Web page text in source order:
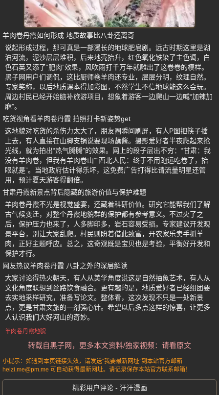
羊肉卷丹霞如何形成 地质故事比八卦还离奇
说起形成过程，那可真是一部漫长的地球肥皂剧。远古时期这里是湖
泊河流，泥沙层层堆积，后来地壳抬升，红色氧化铁染了主色调，白
色石英又添了“肥肉”效果，风吹雨打千万年就雕出了这卷卷的模样。
黑子网用户们调侃，这比厨师卷羊肉还专业，层层分明，纹理自然。
专家笑称，以后地质课本得加彩图，不然学生不信地球能这么会玩。
周边村民已经开始脑补旅游项目，想象着游客一边爬山一边喊“加辣加
麻”。
吃货视角看羊肉卷丹霞 拍照打卡新姿势get
这地貌对吃货的杀伤力太大了，朋友圈瞬间刷屏，有人P图把筷子插
上去，有人直接在山脚支锅说要现场蘸酱。摄影爱好者半夜爬起来抢
光线，就为拍出“热气腾腾”的效果。网上的段子层出不穷：“甘肃：我
没有羊肉卷，但我有羊肉卷山”“西北人民：终于不用跑远吃卷了，抬
眼就是”。当地政府估计得乐坏，这免费广告打得比请流量明星还管
用，预计夏天游客得翻倍。
甘肃丹霞新景点背后隐藏的旅游价值与保护难题
羊肉卷丹霞不光是视觉盛宴，还藏着科研价值。研究它能帮我们了解
古气候变迁，对整个丹霞地貌群的保护都有参考意义。不过火了之
后，保护压力也来了，人多脚印多，岩石容易受损。专家建议开发观
景平台，别让大家乱爬。村民则盼着借此致富，开农家乐卖手抓羊
肉，正好主题呼应。总之，这奇观既是宝贝也是考验，平衡好开发和
保护才行。
网友热议羊肉卷丹霞 八卦之外的深层解读
大家讨论得热火朝天，有人从美学角度说这是自然抽象艺术，有人从
文化角度联想到丝路饮食融合。更有趣的是，地质爱好者已经组团要
去实地采样研究，准备写论文。整体看，这次发现不只是一处新景
点，更是甘肃文旅的一剂强心针。希望以后多点这样的惊喜，让更多
人认识我们大好河山的奇妙。
羊肉卷丹霞地貌
转载自黑子网，更多本文资料/独家视频：请看原文
小提示：如遇到本页链接失效，请发送“我要最新网址”到本站官方邮箱
heizi.me@pm.me 可自动获得最新网址。请记录保存本站官方联系邮箱！
精彩用户评论 - 汗汗漫画